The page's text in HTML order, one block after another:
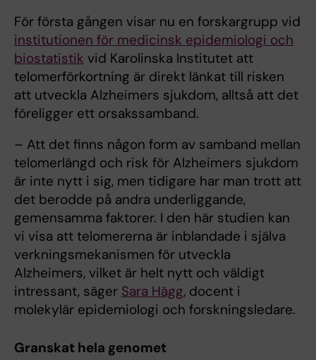
För första gången visar nu en forskargrupp vid
institutionen för medicinsk epidemiologi och
biostatistik vid Karolinska Institutet att
telomerförkortning är direkt länkat till risken
att utveckla Alzheimers sjukdom, alltså att det
föreligger ett orsakssamband.
– Att det finns någon form av samband mellan
telomerlängd och risk för Alzheimers sjukdom
är inte nytt i sig, men tidigare har man trott att
det berodde på andra underliggande,
gemensamma faktorer. I den här studien kan
vi visa att telomererna är inblandade i själva
verkningsmekanismen för utveckla
Alzheimers, vilket är helt nytt och väldigt
intressant, säger Sara Hägg, docent i
molekylär epidemiologi och forskningsledare.
Granskat hela genomet